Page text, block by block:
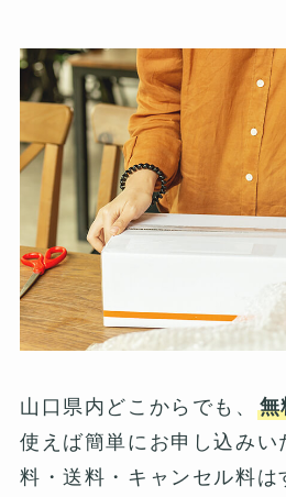
山口県内どこからでも、 無
使えば簡単にお申し込みい
料・送料・キャンセル料は